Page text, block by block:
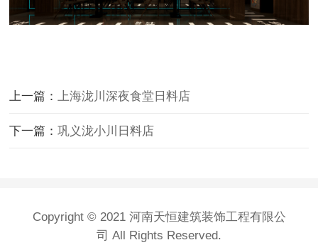
上一篇：上海泷川深夜食堂日料店
下一篇：巩义泷小川日料店
Copyright © 2021 河南天恒建筑装饰工程有限公
司 All Rights Reserved.